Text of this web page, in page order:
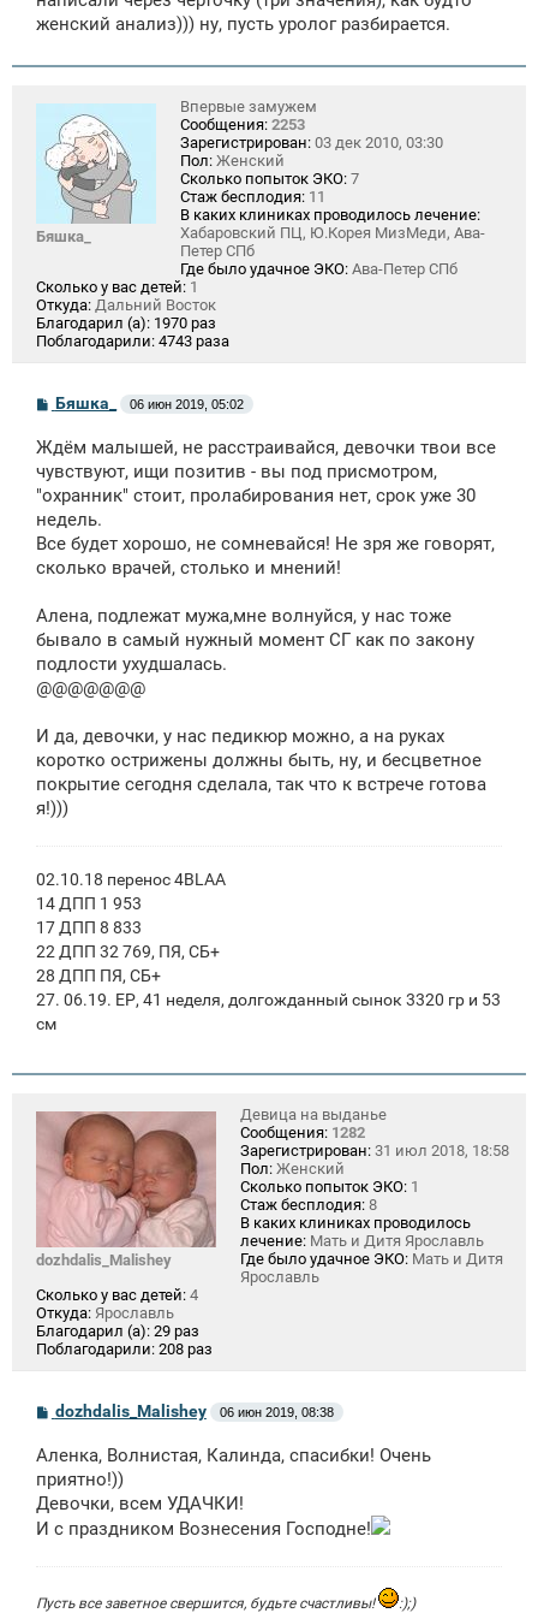
женский анализ))) ну, пусть уролог разбирается.
Бяшка_
Впервые замужем
Сообщения: 2253
Зарегистрирован: 03 дек 2010, 03:30
Пол: Женский
Сколько попыток ЭКО: 7
Стаж бесплодия: 11
В каких клиниках проводилось лечение:
Хабаровский ПЦ, Ю.Корея МизМеди, Ава-
Петер СПб
Где было удачное ЭКО: Ава-Петер СПб
Сколько у вас детей: 1
Откуда: Дальний Восток
Благодарил (а): 1970 раз
Поблагодарили: 4743 раза
С
б
щ
е
н
и
Бяшка_ 06 июн 2019, 05:02
Ждём малышей, не расстраивайся, девочки твои все
чувствуют, ищи позитив - вы под присмотром,
"охранник" стоит, пролабирования нет, срок уже 30
недель.
Все будет хорошо, не сомневайся! Не зря же говорят,
сколько врачей, столько и мнений!
Алена, подлежат мужа,мне волнуйся, у нас тоже
бывало в самый нужный момент СГ как по закону
подлости ухудшалась.
@@@@@@@
И да, девочки, у нас педикюр можно, а на руках
коротко острижены должны быть, ну, и бесцветное
покрытие сегодня сделала, так что к встрече готова
я!)))
02.10.18 перенос 4BLAA
14 ДПП 1 953
17 ДПП 8 833
22 ДПП 32 769, ПЯ, СБ+
28 ДПП ПЯ, СБ+
27. 06.19. ЕР, 41 неделя, долгожданный сынок 3320 гр и 53
см
dozhdalis_Malishey
Девица на выданье
Сообщения: 1282
Зарегистрирован: 31 июл 2018, 18:58
Пол: Женский
Сколько попыток ЭКО: 1
Стаж бесплодия: 8
В каких клиниках проводилось
лечение: Мать и Дитя Ярославль
Где было удачное ЭКО: Мать и Дитя
Ярославль
Сколько у вас детей: 4
Откуда: Ярославль
Благодарил (а): 29 раз
Поблагодарили: 208 раз
С
б
щ
е
н
и
dozhdalis_Malishey 06 июн 2019, 08:38
Аленка, Волнистая, Калинда, спасибки! Очень
приятно!))
Девочки, всем УДАЧКИ!
И с праздником Вознесения Господне!
Пусть все заветное свершится, будьте счастливы! :);)